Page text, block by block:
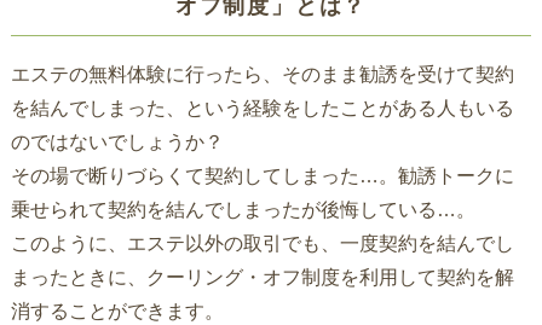
オフ制度」とは？
エステの無料体験に行ったら、そのまま勧誘を受けて契約
を結んでしまった、という経験をしたことがある人もいる
のではないでしょうか？
その場で断りづらくて契約してしまった…。勧誘トークに
乗せられて契約を結んでしまったが後悔している…。
このように、エステ以外の取引でも、一度契約を結んでし
まったときに、クーリング・オフ制度を利用して契約を解
消することができます。